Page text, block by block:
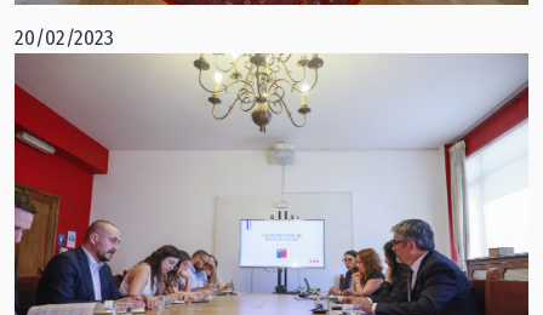
20/02/2023